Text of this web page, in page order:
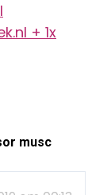
+ 1x
musc